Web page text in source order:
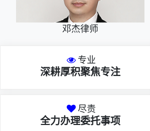
邓杰律师
专业
深耕厚积聚焦专注
尽责
全力办理委托事项